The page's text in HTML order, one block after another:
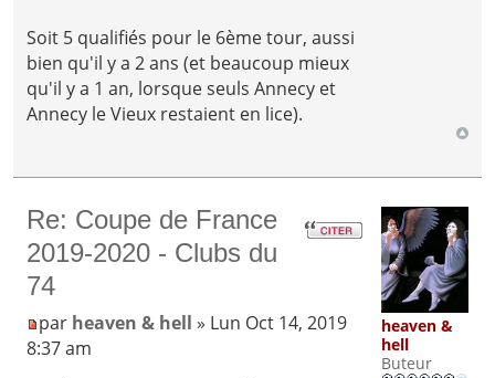
Soit 5 qualifiés pour le 6ème tour, aussi
bien qu'il y a 2 ans (et beaucoup mieux
qu'il y a 1 an, lorsque seuls Annecy et
Annecy le Vieux restaient en lice).
Re: Coupe de France
2019-2020 - Clubs du
74
par heaven & hell » Lun Oct 14, 2019
8:37 am
heaven &
hell
Buteur